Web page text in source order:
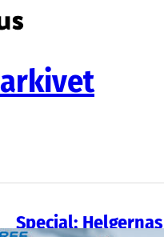
arkivet
Special: Helgernas